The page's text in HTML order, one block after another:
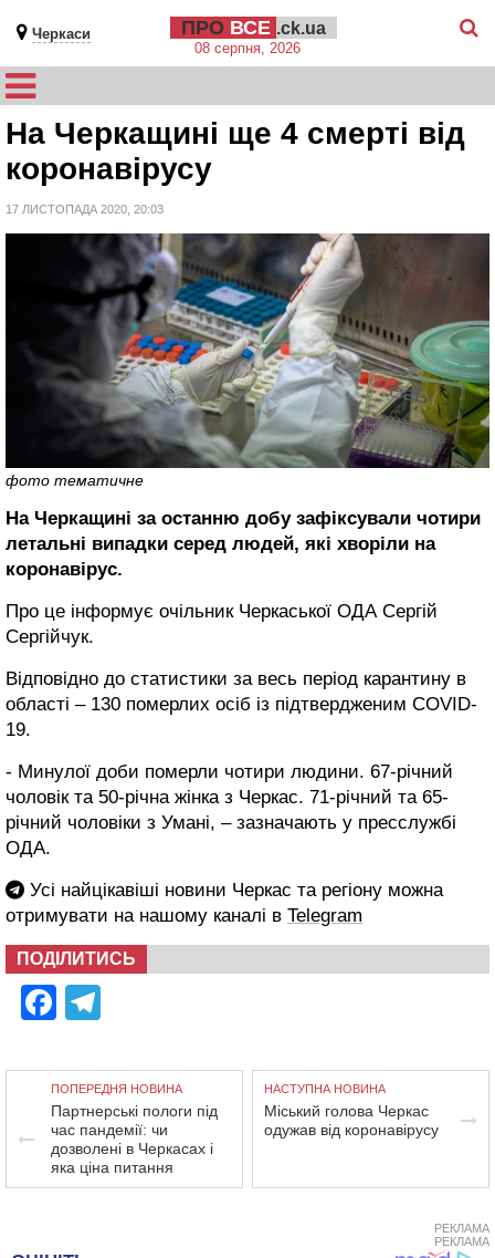
Черкаси ПРО ВСЕ .ck.ua
08 серпня, 2026
На Черкащині ще 4 смерті від
коронавірусу
17 ЛИСТОПАДА 2020, 20:03
фото тематичне
На Черкащині за останню добу зафіксували чотири
летальні випадки серед людей, які хворіли на
коронавірус.
Про це інформує очільник Черкаської ОДА Сергій
Сергійчук.
Відповідно до статистики за весь період карантину в
області – 130 померлих осіб із підтвердженим COVID-
19.
- Минулої доби померли чотири людини. 67-річний
чоловік та 50-річна жінка з Черкас. 71-річний та 65-
річний чоловіки з Умані, – зазначають у пресслужбі
ОДА.
Усі найцікавіші новини Черкас та регіону можна
отримувати на нашому каналі в Telegram
ПОДІЛИТИСЬ
Facebook
ПОПЕРЕДНЯ НОВИНА
Партнерські пологи під
час пандемії: чи
дозволені в Черкасах і
яка ціна питання
НАСТУПНА НОВИНА
Міський голова Черкас
одужав від коронавірусу
РЕКЛАМА
РЕКЛАМА